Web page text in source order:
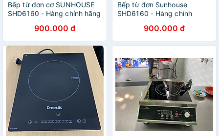
Bếp từ đơn cơ SUNHOUSE
SHD6160 - Hàng chính hãng
900.000 đ
Bếp từ đơn Sunhouse
SHD6160 - Hàng chính
900.000 đ